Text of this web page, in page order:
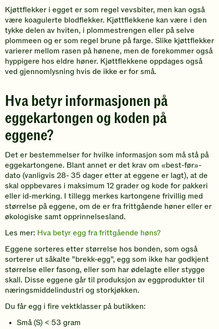
Kjøttflekker i egget er som regel vevsbiter, men kan også
være koagulerte blodflekker. Kjøttflekkene kan være i den
tykke delen av hviten, i plommestrengen eller på selve
plommeen og er som regel brune på farge. Slike kjøttflekker
varierer mellom rasen på hønene, men de forekommer også
hyppigere hos eldre høner. Kjøttflekkene oppdages også
ved gjennomlysning hvis de ikke er for små.
Hva betyr informasjonen på
eggekartongen og koden på
eggene?
Det er bestemmelser for hvilke informasjon som må stå på
eggekartongene. Blant annet er det krav om «best-før»-
dato (vanligvis 28- 35 dager etter at eggene er lagt), at de
skal oppbevares i maksimum 12 grader og kode for pakkeri
eller id-merking. I tillegg merkes kartongene frivillig med
størrelse på eggene, om de er fra frittgående høner eller er
økologiske samt opprinnelsesland.
Les mer: Hva betyr egg fra frittgående høns?
Eggene sorteres etter størrelse hos bonden, som også
sorterer ut såkalte ”brekk-egg”, egg som ikke har godkjent
størrelse eller fasong, eller som har ødelagte eller stygge
skall. Disse eggene går til produksjon av eggprodukter til
næringsmiddelindustri og storkjøkken.
Du får egg i fire vektklasser på butikken:
Små (S) < 53 gram